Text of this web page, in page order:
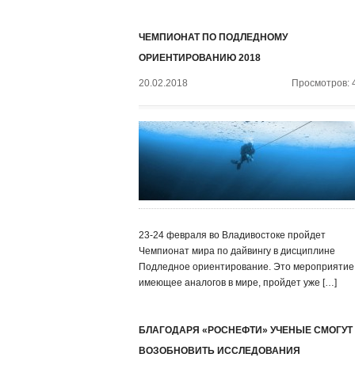
ЧЕМПИОНАТ ПО ПОДЛЕДНОМУ
ОРИЕНТИРОВАНИЮ 2018
20.02.2018 Просмотров:
23-24 февраля во Владивостоке пройдет
Чемпионат мира по дайвингу в дисциплине
Подледное ориентирование. Это
имеющее аналогов в мире, пройдет уже […]
БЛАГОДАРЯ «РОСНЕФТИ» УЧЕНЫЕ СМОГУТ
ВОЗОБНОВИТЬ ИССЛЕДОВАНИЯ